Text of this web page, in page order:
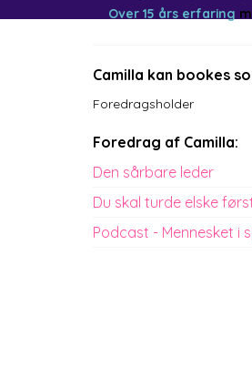
Over 15 års erfaring
Camilla kan bookes
Foredragsholder
Foredrag af Camilla:
Den sårbare leder
Du skal turde elske
Podcast - Mennesket i